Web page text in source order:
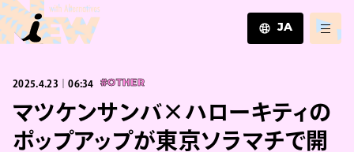
JA
ZH
2025.4.23｜06:34 #OTHER
マツケンサンバ×ハローキティの
ポップアップが東京ソラマチで開